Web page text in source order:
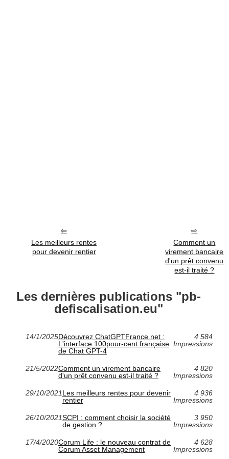
Les meilleurs rentes
pour devenir rentier
Comment un
virement bancaire
d'un prêt convenu
est-il traité ?
Les dernières publications "pb-
defiscalisation.eu"
14/1/2025Découvrez ChatGPTFrance.net :
L'interface 100pour-cent française
de Chat GPT-4
4 584
Impressions
21/5/2022Comment un virement bancaire
d'un prêt convenu est-il traité ?
4 820
Impressions
29/10/2021Les meilleurs rentes pour devenir
rentier
4 936
Impressions
26/10/2021SCPI : comment choisir la société
de gestion ?
3 950
Impressions
17/4/2020Corum Life : le nouveau contrat de
Corum Asset Management
4 628
Impressions